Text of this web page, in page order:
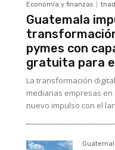
Economía y finanzas
Guatemala
pymes con
gratuita para
La transformación
medianas empresas
nuevo impulso con el